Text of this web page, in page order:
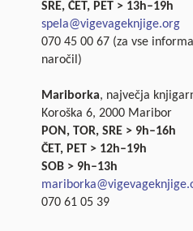
SRE, ČET, PET > 13h–19h
spela@vigevageknjige.org
070 45 00 67 (za vse
naročil)
Mariborka, največja
Koroška 6, 2000 Maribor
PON, TOR, SRE > 9h–16h
ČET, PET > 12h–19h
SOB > 9h–13h
070 61 05 39